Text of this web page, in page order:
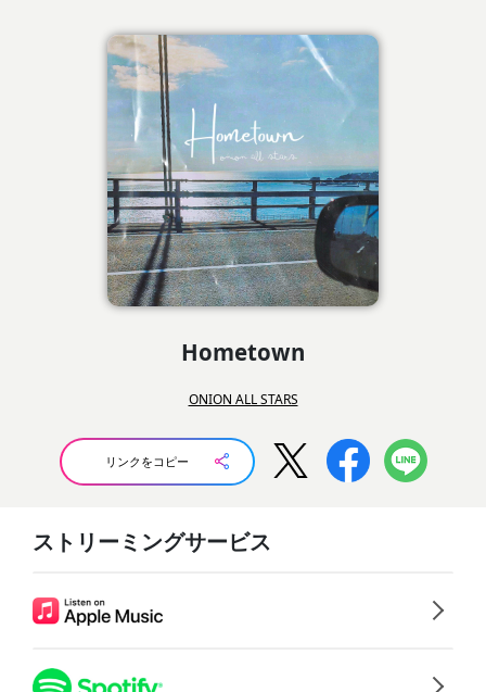
Hometown
ONION ALL STARS
リンクをコピー
ストリーミングサービス